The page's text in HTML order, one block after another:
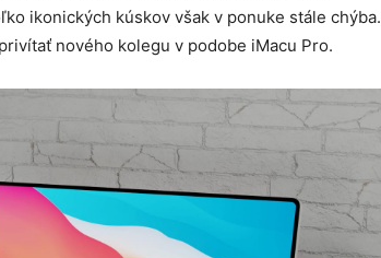
ikonických kúskov však v ponuke stále chýba.
nového kolegu v podobe iMacu Pro.